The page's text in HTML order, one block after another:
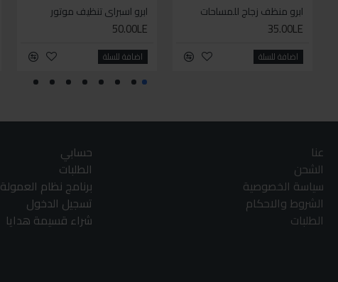
ابرو منظف زجاج للمساحات
35.00LE
اضافة للسلة
ابرو اسبراي تنظيف موتور
50.00LE
اضافة للسلة
عنا
الشحن
سياسة الخصوصية
الشروط والاحكام
الطلبات
حسابي
الطلبات
برنامج نظام العمولة
تسجيل الدخول
شراء قسيمة هدايا